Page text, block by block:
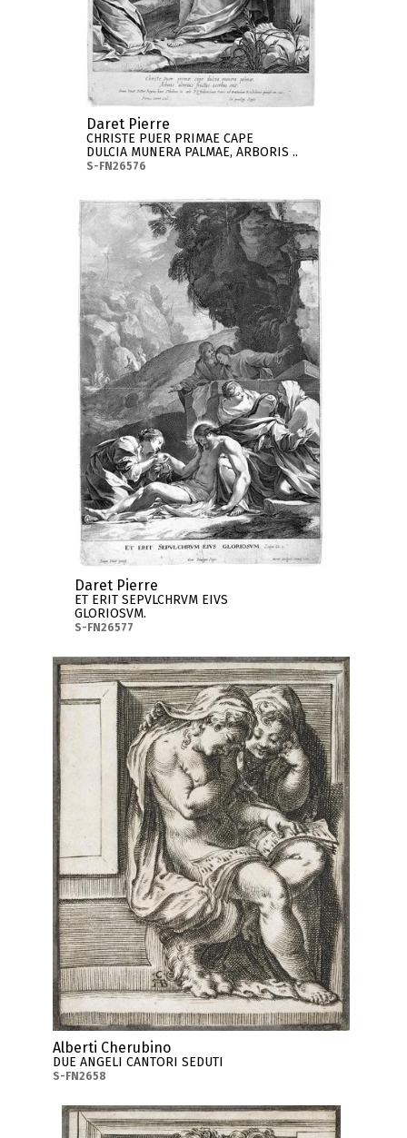
Daret Pierre
CHRISTE PUER PRIMAE CAPE
DULCIA MUNERA PALMAE, ARBORIS ..
S-FN26576
Daret Pierre
ET ERIT SEPVLCHRVM EIVS
GLORIOSVM.
S-FN26577
Alberti Cherubino
DUE ANGELI CANTORI SEDUTI
S-FN2658